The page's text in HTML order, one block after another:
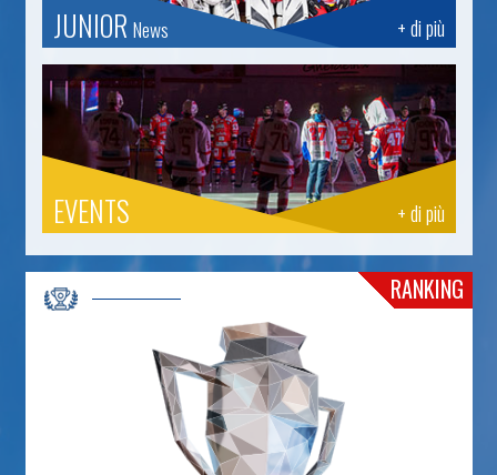
+ di più
JUNIOR News
+ di più
EVENTS
RANKING